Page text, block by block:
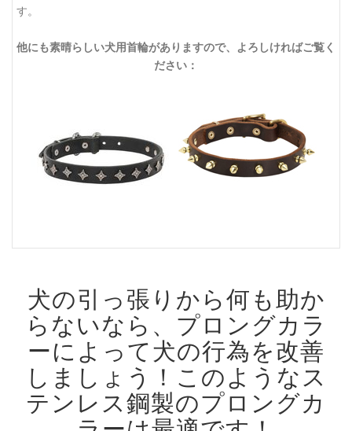
す。
他にも素晴らしい犬用首輪がありますので、よろしければご覧く
ださい：
犬の引っ張りから何も助か
らないなら、プロングカラ
ーによって犬の行為を改善
しましょう！ このようなス
テンレス鋼製のプロングカ